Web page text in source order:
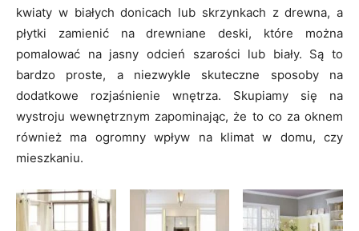
kwiaty w białych donicach lub skrzynkach z drewna, a
płytki zamienić na drewniane deski, które można
pomalować na jasny odcień szarości lub biały. Są to
bardzo proste, a niezwykle skuteczne sposoby na
dodatkowe rozjaśnienie wnętrza. Skupiamy się na
wystroju wewnętrznym zapominając, że to co za oknem
również ma ogromny wpływ na klimat w domu, czy
mieszkaniu.